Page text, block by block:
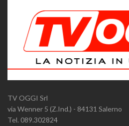
TV OGGI Srl
via Wenner 5 (Z.Ind.) - 84131 Salerno
Tel. 089.302824